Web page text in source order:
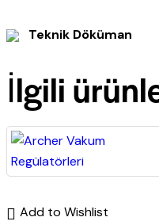
Teknik Döküman
İlgili
Add to Wishlist